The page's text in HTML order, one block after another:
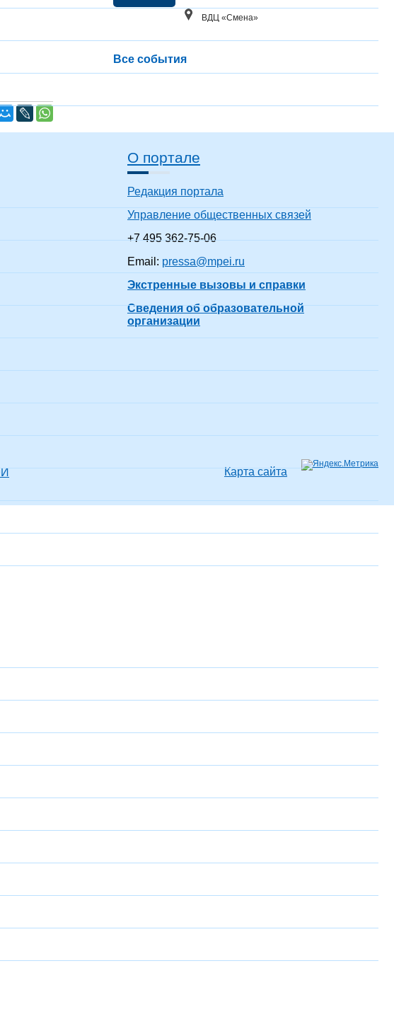
ВДЦ «Смена»
Все события
О портале
Редакция портала
Управление общественных связей
+7 495 362-75-06
Email: pressa@mpei.ru
Экстренные вызовы и справки
Сведения об образовательной
организации
Карта сайта